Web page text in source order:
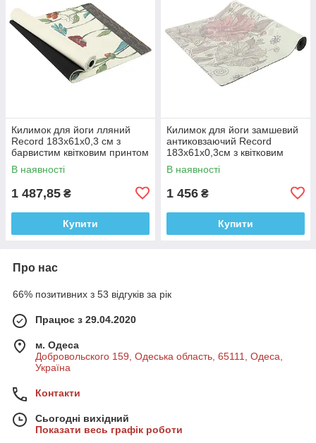
Килимок для йоги лляний
Record 183x61x0,3 см з
барвистим квітковим принтом
В наявності
1 487,85 ₴
Купити
Килимок для йоги замшевий
антиковзаючий Record
183x61x0,3см з квітковим
принтом
В наявності
1 456 ₴
Купити
Про нас
66% позитивних з 53 відгуків за рік
Працює з 29.04.2020
м. Одеса
Добровольского 159, Одеська область, 65111, Одеса,
Україна
Контакти
Сьогодні вихідний
Показати весь графік роботи